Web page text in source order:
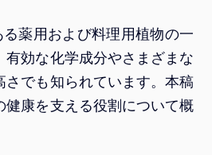
薬用および料理用植物の一
効な化学成分やさまざまな
でも知られています。本稿
康を支える役割について概